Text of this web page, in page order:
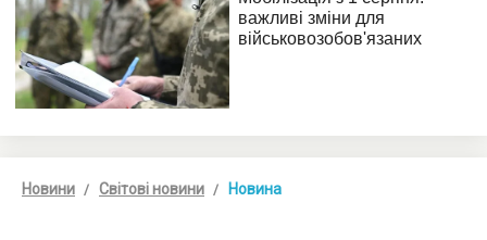
Новини Світові новини Новина